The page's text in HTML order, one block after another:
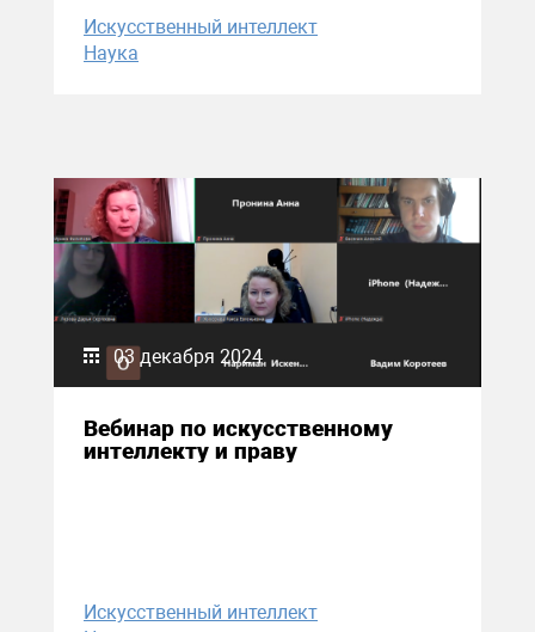
Искусственный интеллект
Наука
03 декабря 2024
Вебинар по искусственному
интеллекту и праву
Искусственный интеллект